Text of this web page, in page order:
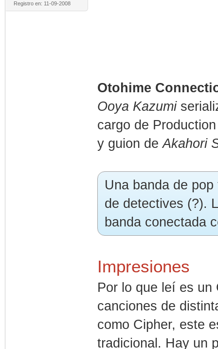
Registro en: 11-09-2008
Otohime
Ooya Kazumi
cargo de
y guion deAkahori
Una banda de
de detectives (?).
banda conectada
Impresiones
Por lo que leí es un
canciones de
como Cipher, este
tradicional. Hay un